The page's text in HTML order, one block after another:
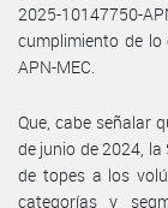
2025-10147750-
cumplimiento de lo
APN-MEC.
Que, cabe señalar
de junio de 2024, la
de topes a los
categorías y